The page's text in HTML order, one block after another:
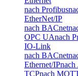
nach Profibus
EtherNet/IP
nach BACnet
OPC UAnach
IO-Link
nach BACnet
Ethernet/IPnach
TCPnach